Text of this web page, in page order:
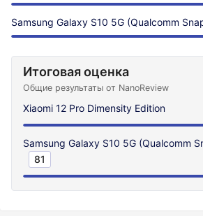
Samsung Galaxy S10 5G (Qualcomm
Итоговая оценка
Общие результаты от NanoReview
Xiaomi 12 Pro Dimensity Edition
Samsung Galaxy S10 5G (Qualcomm
81